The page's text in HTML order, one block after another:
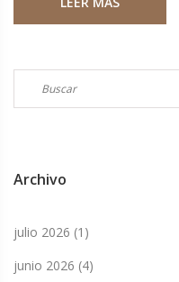
profundos.
Archivo
julio 2026 (1)
junio 2026 (4)